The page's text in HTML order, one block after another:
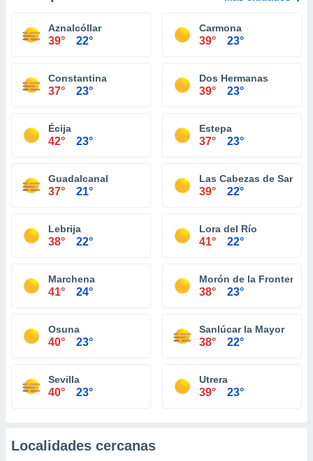
Aznalcóllar
39° 22°
Carmona
39° 23°
Constantina
37° 23°
Dos Hermanas
39° 23°
Écija
42° 23°
Estepa
37° 23°
Guadalcanal
37° 21°
Las Cabezas de San
39° 22°
Lebrija
38° 22°
Lora del Río
41° 22°
Marchena
41° 24°
Morón de la Frontera
38° 23°
Osuna
40° 23°
Sanlúcar la Mayor
38° 22°
Sevilla
40° 23°
Utrera
39° 23°
Localidades cercanas